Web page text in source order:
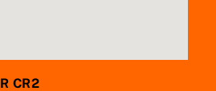
CR2